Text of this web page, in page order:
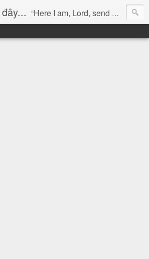
“Here I am, Lord, send me!” (Isaiah 6:8)